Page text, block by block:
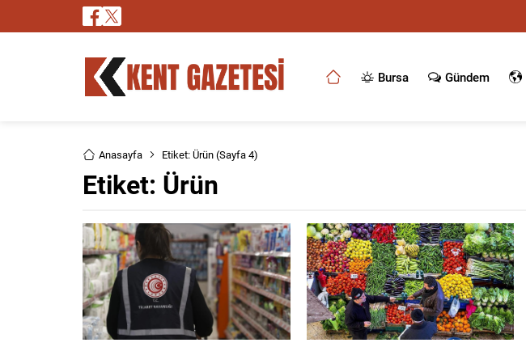
Bursa Gündem
Anasayfa Etiket: Ürün(Sayfa 4)
Etiket: Ürün